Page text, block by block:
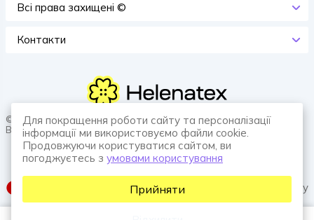
Всi права захищенi ©
Контакти
© 2026 HELENATEX «Ґудзики, вішаки, нитки. Власне виробництво.
Все для швейної справи.»
SUFIX web agency
Для покращення роботи сайту та персоналізації
інформації ми використовуємо файли cookie.
Продовжуючи користуватися сайтом, ви
погоджуєтесь з умовами користування
Прийняти